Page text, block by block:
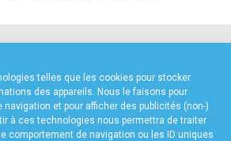
telles que les cookies pour stocker
des appareils. Nous le faisons pour
navigation et pour afficher des publicités (non-)
à ces technologies nous permettra de traiter
comportement de navigation ou les ID uniques